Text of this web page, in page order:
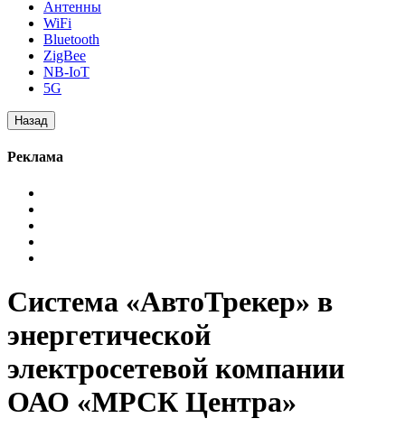
Антенны
WiFi
Bluetooth
ZigBee
NB-IoT
5G
Реклама
Система «АвтоТрекер» в
энергетической
электросетевой компании
ОАО «МРСК Центра»